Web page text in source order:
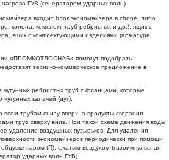
нагрева ГУВ (генератором ударных волн).
входит блок экономайзера в сборе, либо
колена, комплект труб ребристых и др.), ящик с
ящик с комплектующими изделиями (арматура,
«ПРОМКОТЛОСНАБ» помогут подобрать
технико-коммерческое предложение в
ребристых труб с фланцами, которые
калачей (дуг).
трубам снизу вверх, а продукты сгорания
труб сверху вниз. При такой схеме движения воды
удаление воздушных пузырьков. Для удаления
экономайзеров периодически при помощи
паром (П), сжатым воздухом (газоимпульсная
ударных волн ГУВ).